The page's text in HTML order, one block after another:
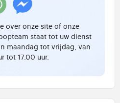
over onze site of onze
staat tot uw dienst
maandag tot vrijdag, van
tot 17.00 uur.